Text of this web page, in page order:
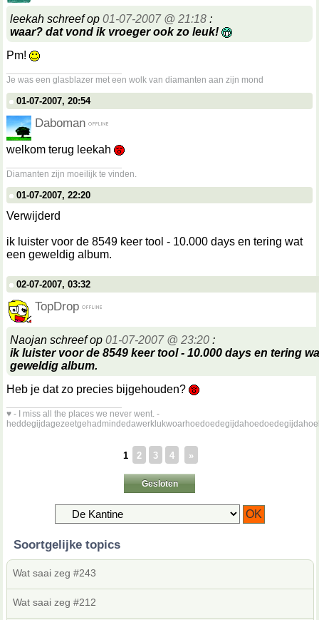
leekah schreef op 01-07-2007 @ 21:18 :
waar? dat vond ik vroeger ook zo leuk!
Pm!
Je was een glasblazer met een wolk van diamanten aan zijn mond
01-07-2007, 20:54
Daboman
welkom terug leekah
Diamanten zijn moeilijk te vinden.
01-07-2007, 22:20
Verwijderd
ik luister voor de 8549 keer tool - 10.000 days en tering wat
een geweldig album.
02-07-2007, 03:32
TopDrop
Naojan schreef op 01-07-2007 @ 23:20 :
ik luister voor de 8549 keer tool - 10.000 days en tering
geweldig album.
Heb je dat zo precies bijgehouden?
♥ - I miss all the places we never went. -
1 2 3 4 »
Gesloten
Soortgelijke topics
Wat saai zeg #243
Wat saai zeg #212